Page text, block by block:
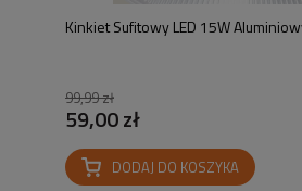
Kinkiet Sufitowy LED 15W
99,99 zł
59,00 zł
DODAJ DO KOSZYKA